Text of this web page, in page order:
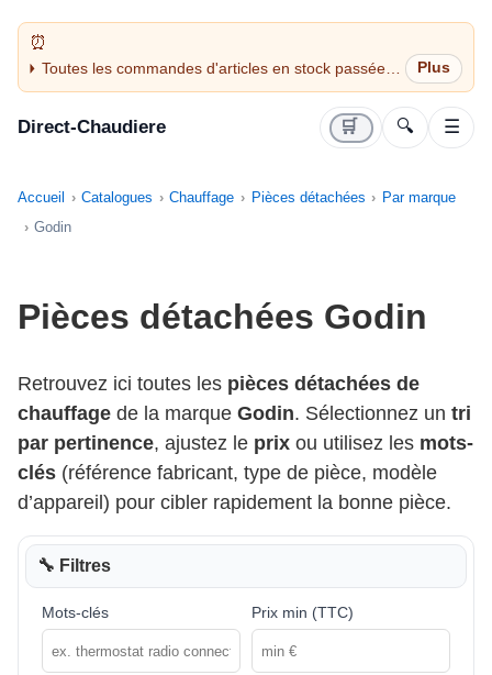
Toutes les commandes d'articles en stock passées
avant 14H sont expédiées le jour même (jours
Direct-Chaudiere 🛒 🔍 ☰
Accueil Catalogues Chauffage Pièces détachées
Par marque
Godin
Pièces détachées Godin
Retrouvez ici toutes les pièces détachées de
chauffage de la marque Godin. Sélectionnez un tri
par pertinence, ajustez le prix ou utilisez les mots-
clés (référence fabricant, type de pièce, modèle
d’appareil) pour cibler rapidement la bonne pièce.
🔧 Filtres
Mots-clés Prix min (TTC)